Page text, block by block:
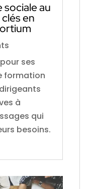
au
en
ses
formation
à
qui
besoins.